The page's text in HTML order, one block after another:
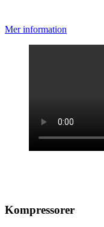
Mer information
Kompressorer